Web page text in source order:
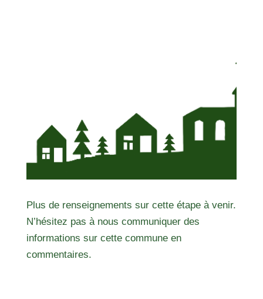
Plus de renseignements sur cette étape à venir.
N’hésitez pas à nous communiquer des
informations sur cette commune en
commentaires.